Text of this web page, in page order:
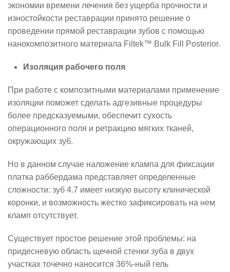
экономии времени лечения без ущерба прочности и
изностойкости реставрации принято решение о
проведении прямой реставрации зубов с помощью
нанокомпозитного материала Filtek™ Bulk Fill Posterior.
Изоляция рабочего поля
При работе с композитными материалами применение
изоляции поможет сделать адгезивные процедуры
более предсказуемыми, обеспечит сухость
операционного поля и ретракцию мягких тканей,
окружающих зуб.
Но в данном случае наложение клампа для фиксации
платка раббердама представляет определенные
сложности: зуб 4.7 имеет низкую высоту клинической
коронки, и возможность жестко зафиксировать на нем
кламп отсутствует.
Существует простое решение этой проблемы: на
придесневую область щечной стенки зуба в двух
участках точечно наносится 36%-ный гель